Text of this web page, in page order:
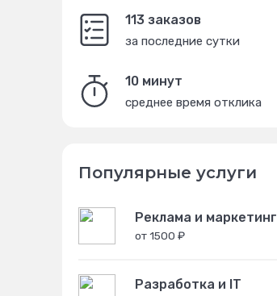
113 заказов
за последние сутки
10 минут
среднее время отклика
Популярные услуги
Реклама и маркетинг
от 1500 ₽
Разработка и IT